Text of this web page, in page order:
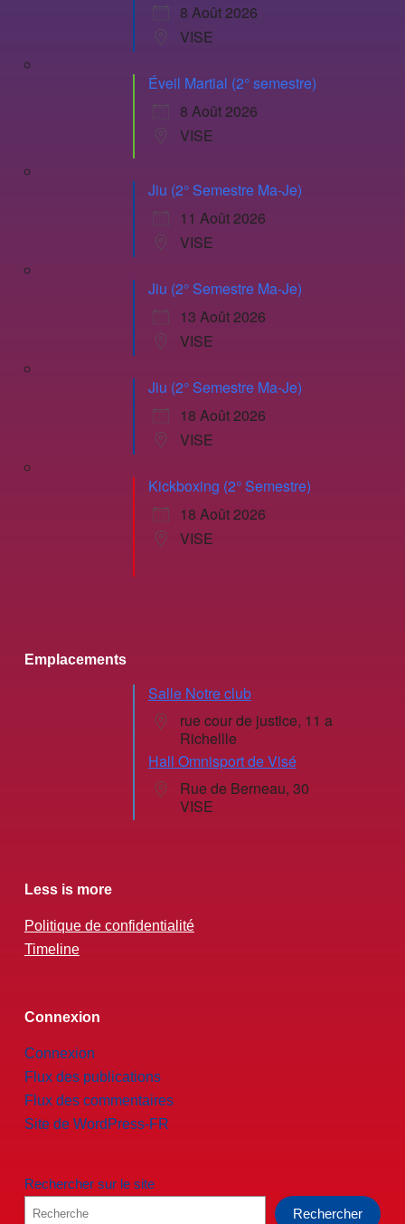
8 Août 2026
VISE
Éveil Martial (2° semestre)
8 Août 2026
VISE
Jiu (2° Semestre Ma-Je)
11 Août 2026
VISE
Jiu (2° Semestre Ma-Je)
13 Août 2026
VISE
Jiu (2° Semestre Ma-Je)
18 Août 2026
VISE
Kickboxing (2° Semestre)
18 Août 2026
VISE
Emplacements
Salle Notre club
rue cour de justice, 11 a
Richellle
Hall Omnisport de Visé
Rue de Berneau, 30
VISE
Less is more
Politique de confidentialité
Timeline
Connexion
Connexion
Flux des publications
Flux des commentaires
Site de WordPress-FR
Rechercher sur le site
Rechercher